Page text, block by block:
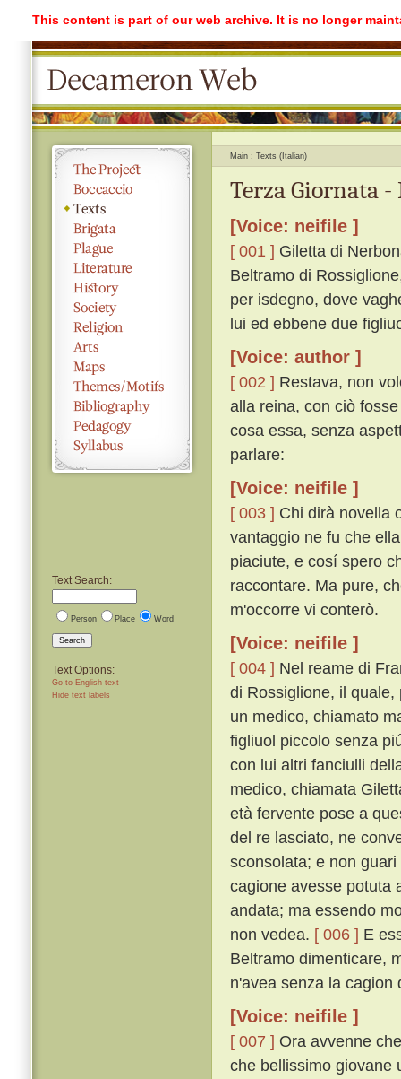
This content is part of our web archive. It is no longer
Text Search:
Person Place Word
Search
Text Options:
Go to English text
Hide text labels
Main Texts (Italian)
Terza Giornata
[Voice: neifile ]
[ 001 ] Giletta di
Beltramo di
per isdegno, dove
lui ed ebbene due
[Voice: author ]
[ 002 ] Restava, non
alla reina, con ciò
cosa essa, senza
parlare:
[Voice: neifile ]
[ 003 ] Chi dirà novella
vantaggio ne fu che
piaciute, e cosí spero
raccontare. Ma pure,
m'occorre vi conterò.
[Voice: neifile ]
[ 004 ] Nel reame di
di Rossiglione, il
un medico, chiamato
figliuol piccolo senza
con lui altri fanciulli
medico, chiamata
età fervente pose a
del re lasciato, ne
sconsolata; e non
cagione avesse potuta
andata; ma essendo
non vedea. [ 006 ] E
Beltramo dimenticare,
n'avea senza la cagion
[Voice: neifile ]
[ 007 ] Ora avvenne
che bellissimo giovane